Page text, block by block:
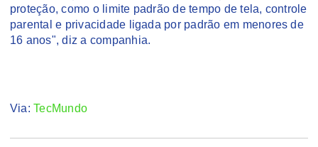
proteção, como o limite padrão de tempo de tela, controle
parental e privacidade ligada por padrão em menores de
16 anos", diz a companhia.
Via:TecMundo